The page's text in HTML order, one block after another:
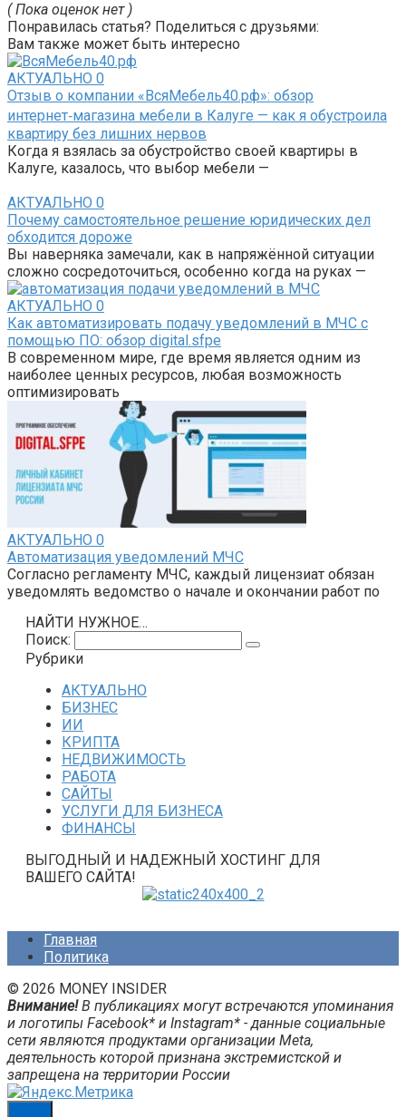
( Пока оценок нет )
Понравилась статья? Поделиться с друзьями:
Вам также может быть интересно
АКТУАЛЬНО 0
Отзыв о компании «ВсяМебель40.рф»: обзор
интернет‑магазина мебели в Калуге — как я обустроила
квартиру без лишних нервов
Когда я взялась за обустройство своей квартиры в
Калуге, казалось, что выбор мебели —
АКТУАЛЬНО 0
Почему самостоятельное решение юридических дел
обходится дороже
Вы наверняка замечали, как в напряжённой ситуации
сложно сосредоточиться, особенно когда на руках —
АКТУАЛЬНО 0
Как автоматизировать подачу уведомлений в МЧС с
помощью ПО: обзор digital.sfpe
В современном мире, где время является одним из
наиболее ценных ресурсов, любая возможность
оптимизировать
АКТУАЛЬНО 0
Автоматизация уведомлений МЧС
Согласно регламенту МЧС, каждый лицензиат обязан
уведомлять ведомство о начале и окончании работ по
НАЙТИ НУЖНОЕ…
Поиск:
Рубрики
АКТУАЛЬНО
БИЗНЕС
ИИ
КРИПТА
НЕДВИЖИМОСТЬ
РАБОТА
САЙТЫ
УСЛУГИ ДЛЯ БИЗНЕСА
ФИНАНСЫ
ВЫГОДНЫЙ И НАДЕЖНЫЙ ХОСТИНГ ДЛЯ
ВАШЕГО САЙТА!
Главная
Политика
© 2026 MONEY INSIDER
Внимание!В публикациях могут встречаются упоминания
и логотипы Facebook* и Instagram* - данные социальные
сети являются продуктами организации Meta,
деятельность которой признана экстремистской и
запрещена на территории России